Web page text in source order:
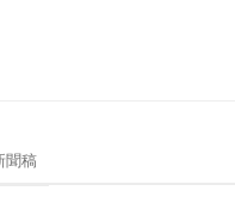
聞稿